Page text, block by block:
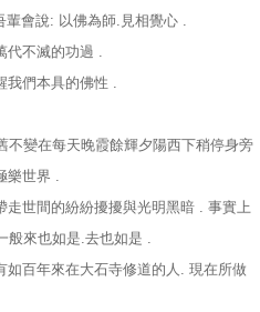
會說: 以佛為師.見相覺心 .
代不滅的功過 .
我們本具的佛性 .
不變在每天晚霞餘輝夕陽西下稍停身旁
樂世界 .
世間的紛紛擾擾與光明黑暗 . 事實上
般來也如是.去也如是 .
百年來在大石寺修道的人. 現在所做